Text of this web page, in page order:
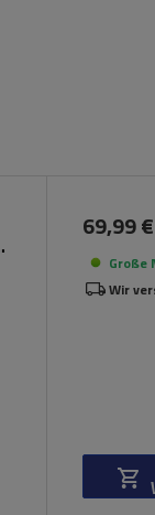
69,99 €
Große
Wir